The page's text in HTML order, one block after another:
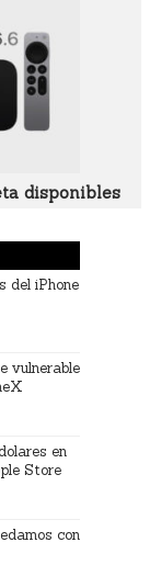
disponibles
del iPhone
vulnerable
en
Store
con